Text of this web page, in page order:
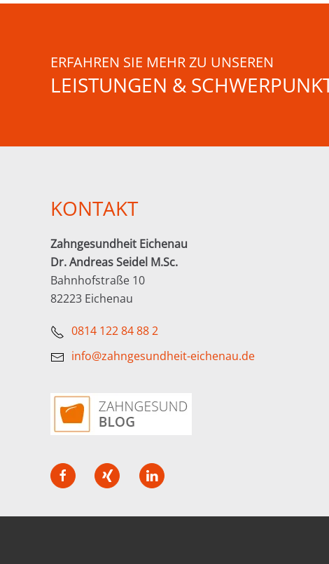
ERFAHREN SIE MEHR ZU UNSEREN
LEISTUNGEN &
KONTAKT
Zahngesundheit Eichenau
Dr. Andreas Seidel M.Sc.
Bahnhofstraße 10
82223 Eichenau
0814 122 84 88 2
info@zahngesundheit-eichenau.de